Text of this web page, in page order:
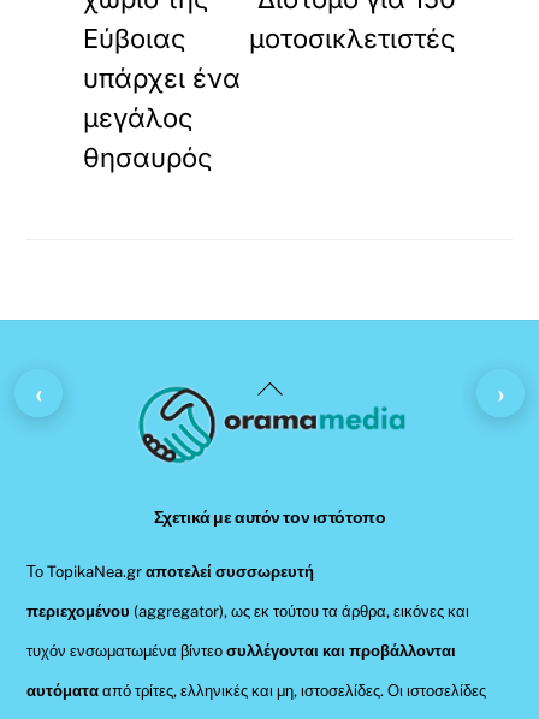
Εύβοιας
υπάρχει ένα
μεγάλος
θησαυρός
μοτοσικλετιστές
Back
To
Σχετικά με αυτόν τον ιστότοπο
Το TopikaNea.grαποτελεί συσσωρευτή
περιεχομένου (aggregator), ως εκ τούτου τα άρθρα, εικόνες και
τυχόν ενσωματωμένα βίντεοσυλλέγονται και προβάλλονται
αυτόματααπό τρίτες, ελληνικές και μη, ιστοσελίδες. Οι ιστοσελίδες
‹ ›